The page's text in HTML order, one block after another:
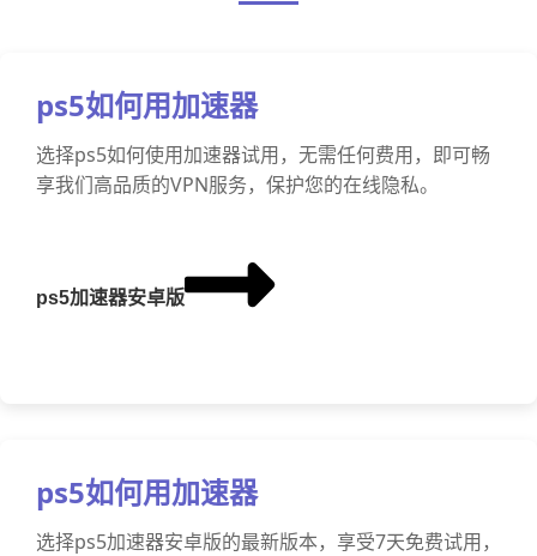
ps5如何用加速器
选择ps5如何使用加速器试用，无需任何费用，即可畅
享我们高品质的VPN服务，保护您的在线隐私。
ps5加速器安卓版
ps5如何用加速器
选择ps5加速器安卓版的最新版本，享受7天免费试用，